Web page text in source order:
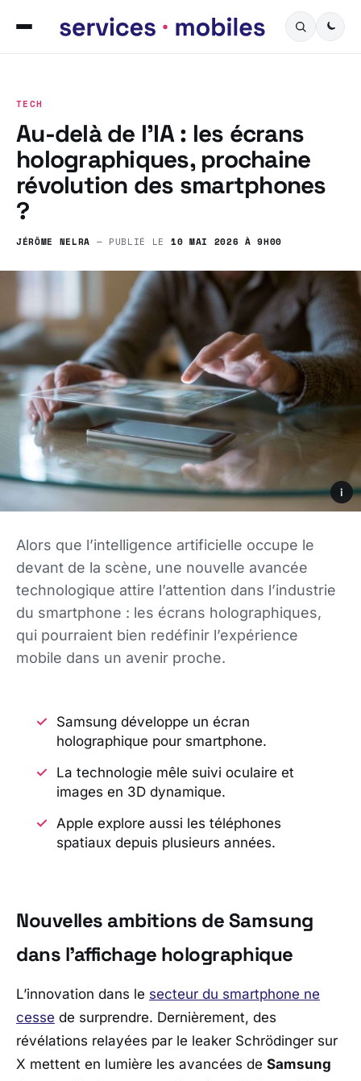
TECH
Au-delà de l’IA : les écrans
holographiques, prochaine
révolution des smartphones
?
JÉRÔME NELRA — PUBLIÉ LE 10 MAI 2026 À 9H00
i
Alors que l’intelligence artificielle occupe le
devant de la scène, une nouvelle avancée
technologique attire l’attention dans l’industrie
du smartphone : les écrans holographiques,
qui pourraient bien redéfinir l’expérience
mobile dans un avenir proche.
Samsung développe un écran
holographique pour smartphone.
La technologie mêle suivi oculaire et
images en 3D dynamique.
Apple explore aussi les téléphones
spatiaux depuis plusieurs années.
Nouvelles ambitions de Samsung
dans l’affichage holographique
L’innovation dans le secteur du smartphone ne
cesse de surprendre. Dernièrement, des
révélations relayées par le leaker Schrödinger sur
X mettent en lumière les avancées de Samsung